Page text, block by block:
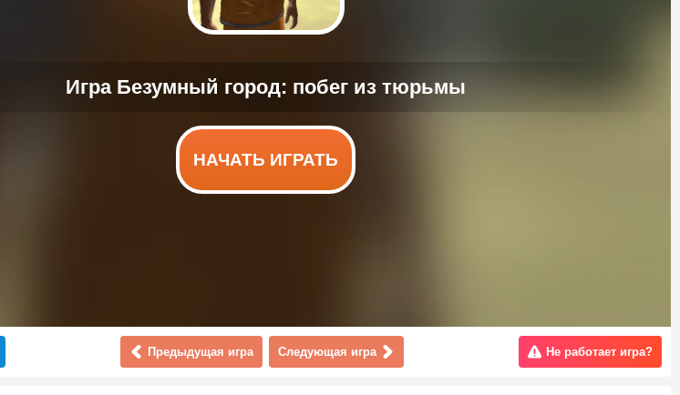
НАЧАТЬ ИГРАТЬ
Предыдущая игра Следующая игра Не работает игра?